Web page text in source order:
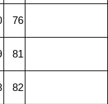
76
81
82